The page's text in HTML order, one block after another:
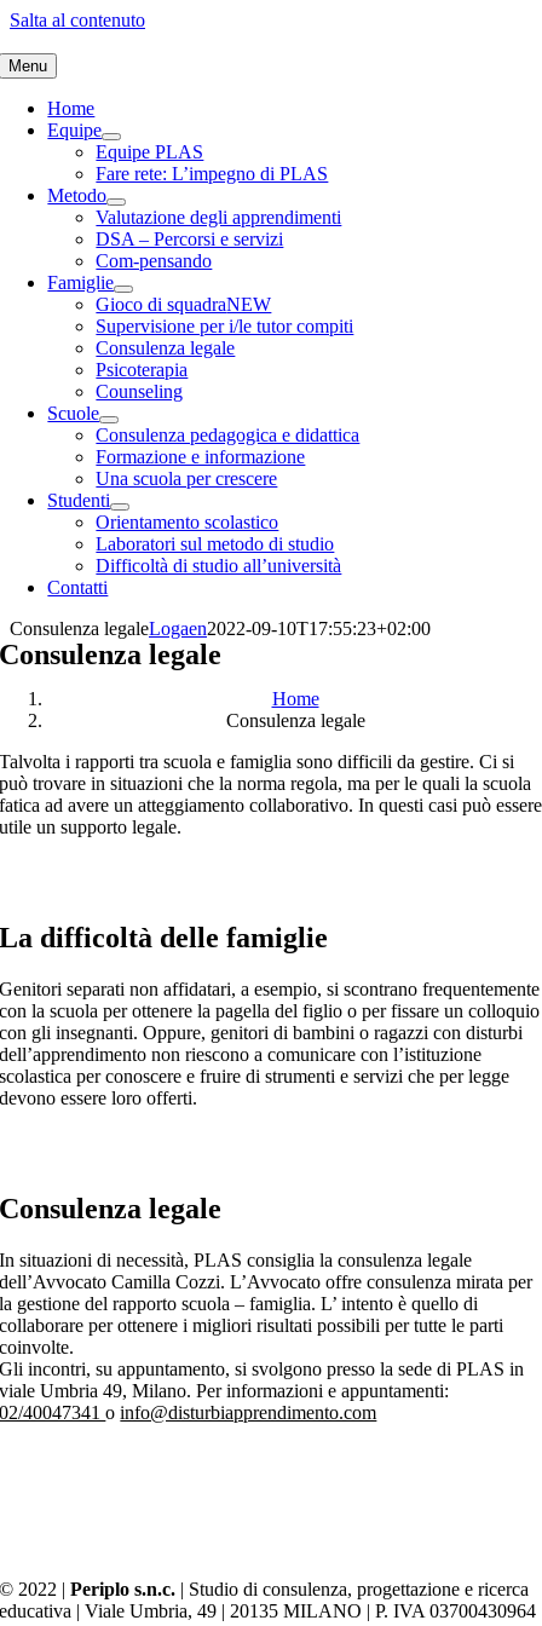
Salta al contenuto
Menu
Home
Equipe
Equipe PLAS
Fare rete: L’impegno di PLAS
Metodo
Valutazione degli apprendimenti
DSA – Percorsi e servizi
Com-pensando
Famiglie
Gioco di squadraNEW
Supervisione per i/le tutor compiti
Consulenza legale
Psicoterapia
Counseling
Scuole
Consulenza pedagogica e didattica
Formazione e informazione
Una scuola per crescere
Studenti
Orientamento scolastico
Laboratori sul metodo di studio
Difficoltà di studio all’università
Contatti
Consulenza legaleLogaen2022-09-10T17:55:23+02:00
Consulenza legale
Home
Consulenza legale
Talvolta i rapporti tra scuola e famiglia sono difficili da gestire. Ci si
può trovare in situazioni che la norma regola, ma per le quali la scuola
fatica ad avere un atteggiamento collaborativo. In questi casi può essere
utile un supporto legale.
La difficoltà delle famiglie
Genitori separati non affidatari, a esempio, si scontrano frequentemente
con la scuola per ottenere la pagella del figlio o per fissare un colloquio
con gli insegnanti. Oppure, genitori di bambini o ragazzi con disturbi
dell’apprendimento non riescono a comunicare con l’istituzione
scolastica per conoscere e fruire di strumenti e servizi che per legge
devono essere loro offerti.
Consulenza legale
In situazioni di necessità, PLAS consiglia la consulenza legale
dell’Avvocato Camilla Cozzi. L’Avvocato offre consulenza mirata per
la gestione del rapporto scuola – famiglia. L’ intento è quello di
collaborare per ottenere i migliori risultati possibili per tutte le parti
coinvolte.
Gli incontri, su appuntamento, si svolgono presso la sede di PLAS in
viale Umbria 49, Milano. Per informazioni e appuntamenti:
02/40047341oinfo@disturbiapprendimento.com
© 2022 |Periplo s.n.c. | Studio di consulenza, progettazione e ricerca
educativa | Viale Umbria, 49 | 20135 MILANO | P. IVA 03700430964